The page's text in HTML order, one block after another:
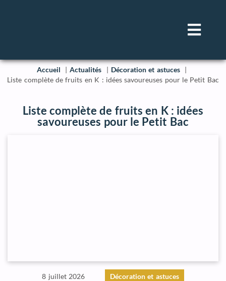
Accueil Actualités
Décoration et astuces
Liste complète de fruits en K : idées savoureuses pour le Petit Bac
Liste complète de fruits en K : idées
savoureuses pour le Petit Bac
8 juillet 2026 Décoration et astuces